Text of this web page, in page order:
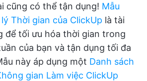
cũng có thể tận dụng! Mẫu
Thời gian của ClickUp là tài
để tối ưu hóa thời gian trong
của bạn và tận dụng tối đa
này áp dụng một Danh sách
gian Làm việc ClickUp